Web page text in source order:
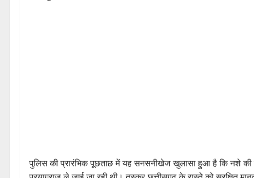
पुलिस की प्रारंभिक पूछताछ में यह सनसनीखेज खुलासा हुआ है कि नशे की